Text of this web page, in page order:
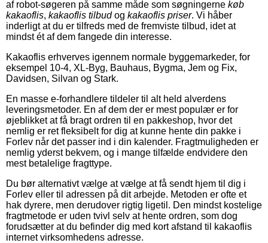
af robot-søgeren på samme måde som søgningerne køb
kakaoflis, kakaoflis tilbudog kakaoflis priser. Vi håber
inderligt at du er tilfreds med de fremviste tilbud, idet at
mindst ét af dem fangede din interesse.
Kakaoflis erhverves igennem normale byggemarkeder, for
eksempel 10-4, XL-Byg, Bauhaus, Bygma, Jem og Fix,
Davidsen, Silvan og Stark.
En masse e-forhandlere tildeler til alt held alverdens
leveringsmetoder. En af dem der er mest populær er for
øjeblikket at få bragt ordren til en pakkeshop, hvor det
nemlig er ret fleksibelt for dig at kunne hente din pakke i
Forlev når det passer ind i din kalender. Fragtmuligheden er
nemlig yderst bekvem, og i mange tilfælde endvidere den
mest betalelige fragttype.
Du bør alternativt vælge at vælge at få sendt hjem til dig i
Forlev eller til adressen på dit arbejde. Metoden er ofte et
hak dyrere, men derudover rigtig ligetil. Den mindst kostelige
fragtmetode er uden tvivl selv at hente ordren, som dog
forudsætter at du befinder dig med kort afstand til kakaoflis
internet virksomhedens adresse.